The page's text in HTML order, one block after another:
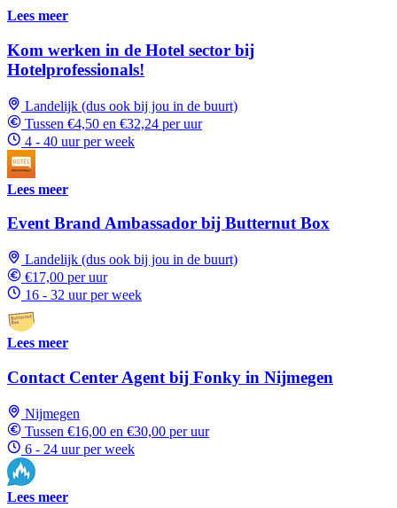
Lees meer
Kom werken in de Hotel sector bij
Hotelprofessionals!
Landelijk (dus ook bij jou in de buurt)
Tussen €4,50 en €32,24 per uur
4 - 40 uur per week
Lees meer
Event Brand Ambassador bij Butternut Box
Landelijk (dus ook bij jou in de buurt)
€17,00 per uur
16 - 32 uur per week
Lees meer
Contact Center Agent bij Fonky in Nijmegen
Nijmegen
Tussen €16,00 en €30,00 per uur
6 - 24 uur per week
Lees meer